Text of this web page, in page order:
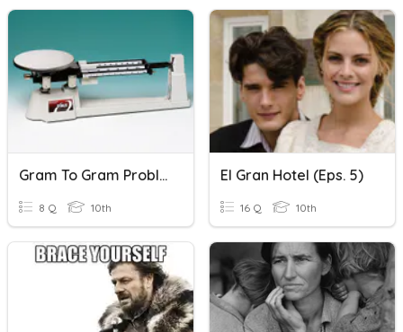
Gram To Gram Problem
8 Q 10th
El Gran Hotel (eps. 5)
16 Q 10th